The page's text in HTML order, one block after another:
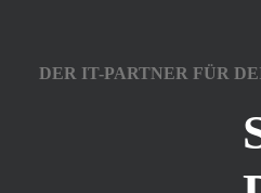
DER IT-PARTNER FÜR